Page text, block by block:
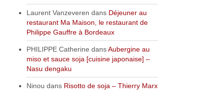
Laurent Vanzeveren dans Déjeuner au
restaurant Ma Maison, le restaurant de
Philippe Gauffre à Bordeaux
PHILIPPE Catherine dansAubergine au
miso et sauce soja [cuisine japonaise] –
Nasu dengaku
Ninou dans Risotto de soja – Thierry Marx